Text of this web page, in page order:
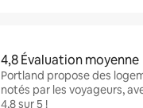
4,8 Évaluation moyenne
Portland propose des
notés par les voyageurs,
4,8 sur 5 !